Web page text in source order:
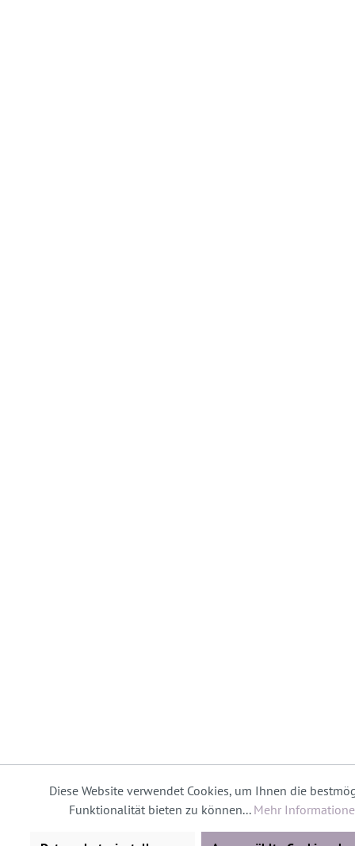
Diese Website verwendet Cookies, um Ihnen die
Funktionalität bieten zu können... Mehr